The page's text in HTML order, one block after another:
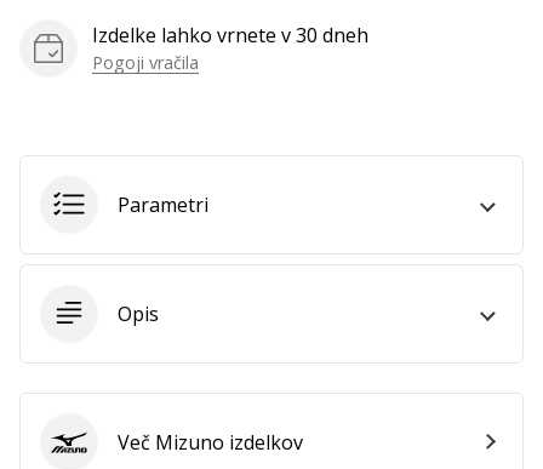
Prikaži
Izdelke lahko vrnete v 30 dneh
Pogoji vračila
Parametri
Opis
MizunoVeč Mizuno izdelkov